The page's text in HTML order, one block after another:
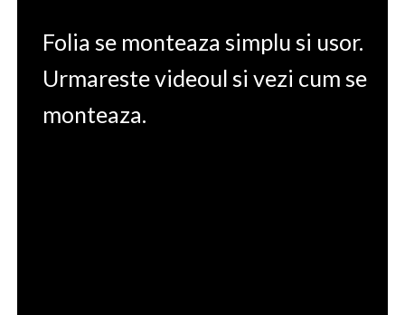
Folia se monteaza simplu si usor.
Urmareste videoul si vezi cum se
monteaza.